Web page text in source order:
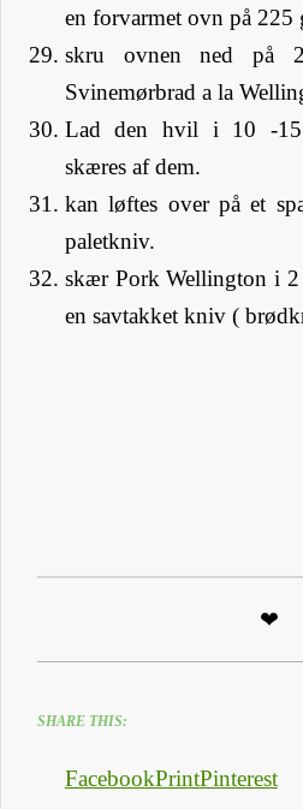
en forvarmet ovn på 225
skru ovnen ned på
Svinemørbrad a la
Lad den hvil i 10 -15
skæres af dem.
kan løftes over på et
paletkniv.
skær Pork Wellington i
en savtakket kniv (
❤
SHARE THIS:
FacebookPrintPinterest